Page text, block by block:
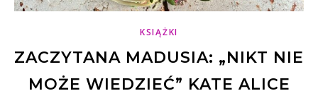
KSIĄŻKI
ZACZYTANA MADUSIA: „NIKT NIE
MOŻE WIEDZIEĆ” KATE ALICE